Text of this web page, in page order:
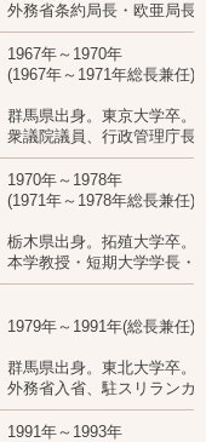
外務省条約局長・欧亜局長
1967年～1970年
(1967年～1971年総長兼任)
群馬県出身。東京大学卒。
衆議院議員、行政管理庁長
1970年～1978年
(1971年～1978年総長兼任)
栃木県出身。拓殖大学卒。
本学教授・短期大学学長・
1979年～1991年(総長兼任)
群馬県出身。東北大学卒。
外務省入省、駐スリランカ
1991年～1993年